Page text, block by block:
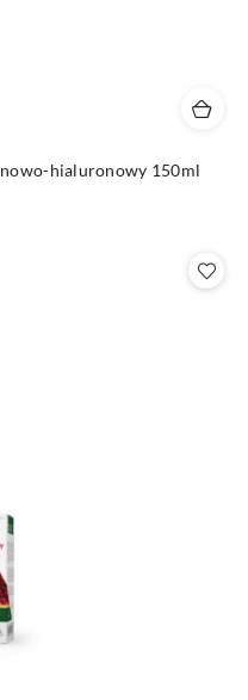
hialuronowy 150ml